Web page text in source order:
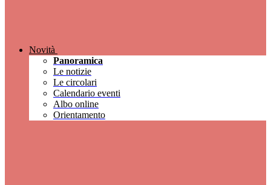
Novità
Panoramica
Le notizie
Le circolari
Calendario eventi
Albo online
Orientamento